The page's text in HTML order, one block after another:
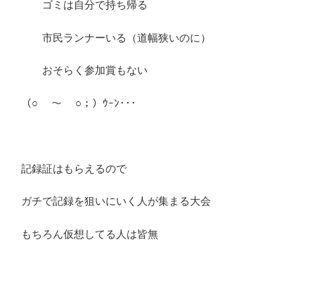
ゴミは自分で持ち帰る
市民ランナーいる（道幅狭いのに）
おそらく参加賞もない
（○￣ ～ ￣○；）ｳｰﾝ･･･
記録証はもらえるので
ガチで記録を狙いにいく人が集まる大会
もちろん仮想してる人は皆無